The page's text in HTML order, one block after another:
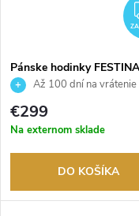
Pánske hodinky FESTINA
20574/1Až 100 dní na vrátenie
tovaru. Autorizovaný
€299
Na externom sklade
DO KOŠÍKA